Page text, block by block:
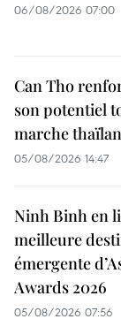
06/08/2026 07:00
Can Tho
son potentiel
marche
05/08/2026 14:47
Ninh Binh en
meilleure
émergente
Awards 2026
05/08/2026 07:56